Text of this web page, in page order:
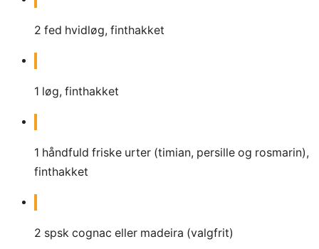
2 fed hvidløg, finthakket
1 løg, finthakket
1 håndfuld friske urter (timian, persille og rosmarin),
finthakket
2 spsk cognac eller madeira (valgfrit)